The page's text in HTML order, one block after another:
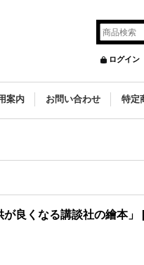
ログイン
案内 お問い合わせ 特定
良くなる講談社の繪本」